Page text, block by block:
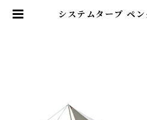
システムタープ ペ